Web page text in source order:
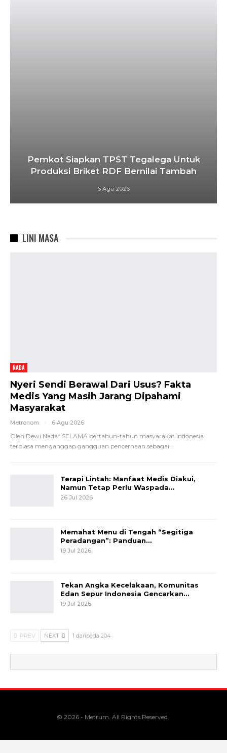
Pemkot Siapkan TPST Tegalega Untuk
Produksi Briket RDF Bernilai Tambah
6 Agu 2026
LINI MASA
NADA
Nyeri Sendi Berawal Dari Usus? Fakta
Medis Yang Masih Jarang Dipahami
Masyarakat
Metronom 6 Agu 2026
Oleh Dewi Nada* SELAMA bertahun-tahun masyarakat Indonesia
terbiasa menganggap gangguan pencernaan sebagai
Terapi Lintah: Manfaat Medis Diakui,
Namun Tetap Perlu Waspada…
26 Jul 2026
Memahat Menu di Tengah “Segitiga
Peradangan”: Panduan…
19 Jul 2026
Tekan Angka Kecelakaan, Komunitas
Edan Sepur Indonesia Gencarkan…
19 Jul 2026
PREV NEXT 1 daripada 204
© 2026 - Metrum. All Rights Reserved.